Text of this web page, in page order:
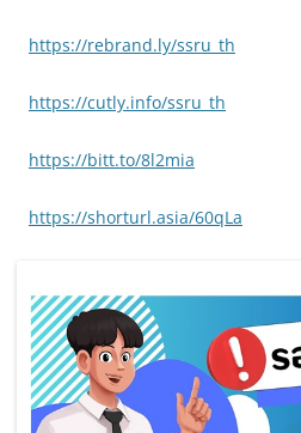
https://rebrand.ly/ssru_th
https://cutly.info/ssru_th
https://bitt.to/8l2mia
https://shorturl.asia/60qLa